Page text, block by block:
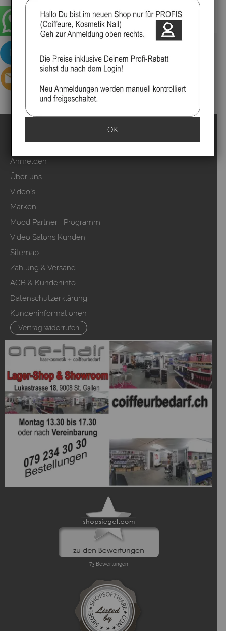
▸Widerrufsbelehrung
Impressum
Kontakt
Anmelden
Über uns
Video`s
Marken
Mood Partner Programm
Video Salons Kunden
Sitemap
Zahlung & Versand
AGB & Kundeninfo
Datenschutzerklärung
Kundeninformationen
Vertrag widerrufen
OK